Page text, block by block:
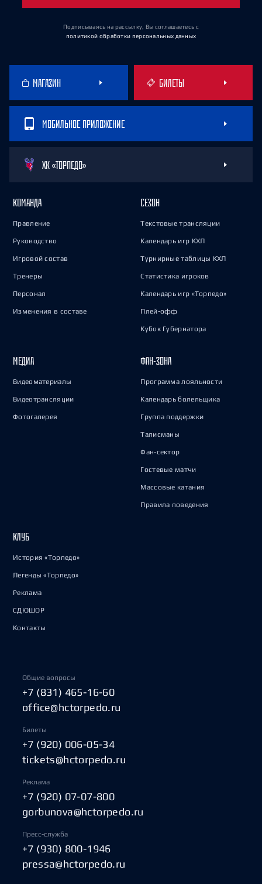
Подписываясь на рассылку, Вы соглашаетесь с
политикой обработки персональных данных
МАГАЗИН БИЛЕТЫ
МОБИЛЬНОЕ ПРИЛОЖЕНИЕ
ХК «ТОРПЕДО»
КОМАНДА
Правление
Руководство
Игровой состав
Тренеры
Персонал
Изменения в составе
СЕЗОН
Текстовые трансляции
Календарь игр КХЛ
Турнирные таблицы КХЛ
Статистика игроков
Календарь игр «Торпедо»
Плей-офф
Кубок Губернатора
МЕДИА
Видеоматериалы
Видеотрансляции
Фотогалерея
ФАН-ЗОНА
Программа лояльности
Календарь болельщика
Группа поддержки
Талисманы
Фан-сектор
Гостевые матчи
Массовые катания
Правила поведения
КЛУБ
История «Торпедо»
Легенды «Торпедо»
Реклама
СДЮШОР
Контакты
Общие вопросы
+7 (831) 465-16-60
office@hctorpedo.ru
Билеты
+7 (920) 006-05-34
tickets@hctorpedo.ru
Реклама
+7 (920) 07-07-800
gorbunova@hctorpedo.ru
Пресс-служба
+7 (930) 800-1946
pressa@hctorpedo.ru